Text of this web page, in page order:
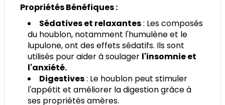
Propriétés Bénéfiques :
Sédatives et relaxantes: Les composés
du houblon, notamment l'humulène et le
lupulone, ont des effets sédatifs. Ils sont
utilisés pour aider à soulager l'insomnie et
l'anxiété.
Digestives: Le houblon peut stimuler
l'appétit et améliorer la digestion grâce à
ses propriétés amères.